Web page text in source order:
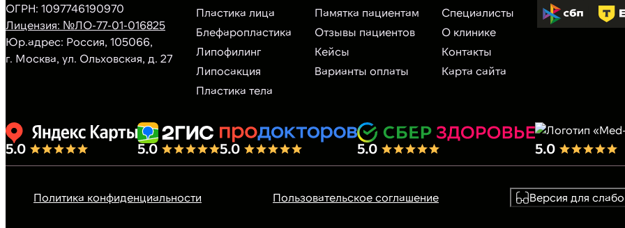
ОГРН: 1097746190970
Лицензия: №ЛО-77-01-016825
Юр.адрес: Россия, 105066,
г. Москва, ул. Ольховская, д. 27
Пластика лица
Блефаропластика
Липофилинг
Липосакция
Пластика тела
Памятка пациентам
Отзывы пациентов
Кейсы
Варианты оплаты
Специалисты
О клинике
Контакты
Карта сайта
Политика конфиденциальности Пользовательское соглашение Версия для